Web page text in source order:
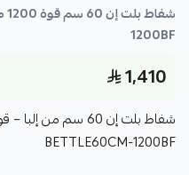
1200BF
1,410
BETTLE60CM-1200BF